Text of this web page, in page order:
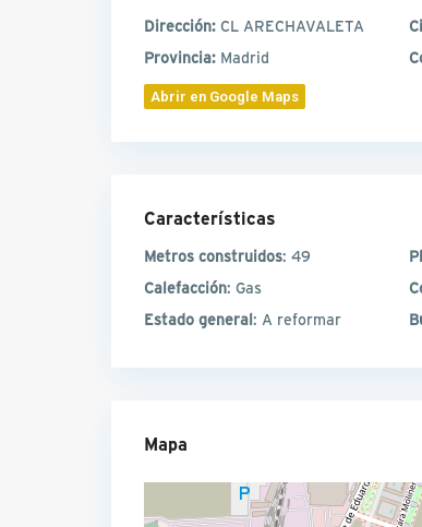
Dirección: CL ARECHAVALETA
Provincia: Madrid
Abrir en Google Maps
Características
Metros construidos: 49
Calefacción: Gas
Estado general: A reformar
Mapa